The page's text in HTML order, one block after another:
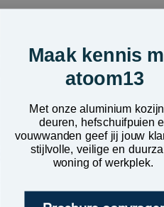
Maak kennis
atoom13
Met onze aluminium
deuren, hefschuifpuien
vouwwanden geef jij jouw
stijlvolle, veilige en
woning of werkplek.